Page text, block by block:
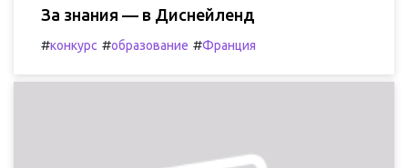
За знания — в Диснейленд
#конкурс #образование #Франция